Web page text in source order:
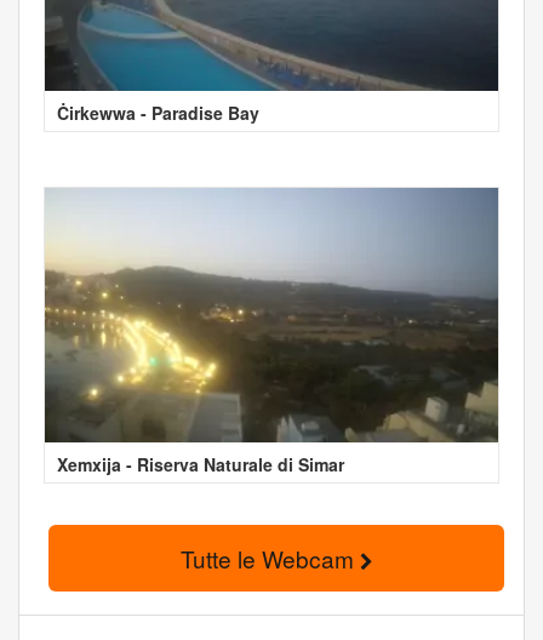
Ċirkewwa - Paradise Bay
Xemxija - Riserva Naturale di Simar
Tutte le Webcam